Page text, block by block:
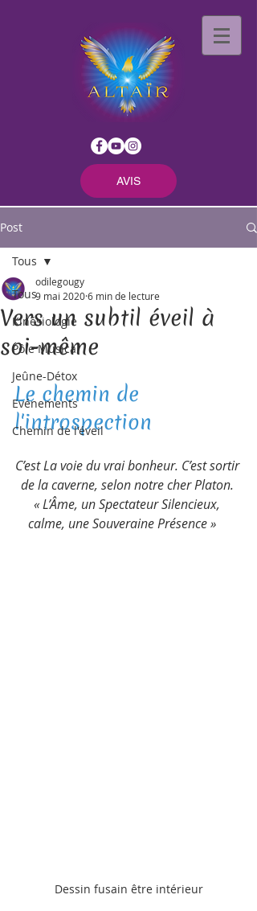
AVIS
Post
Tous
Kinésiologie
Pôle Musical
Jeûne-Détox
Evénements
Chemin de l'éveil
Tous
Vers un subtil éveil à
soi-même
odilegougy
9 mai 20206 min de lecture
Le chemin de
l'introspection
C’est La voie du vrai bonheur. C’est sortir
de la caverne, selon notre cher Platon.
« L’Âme, un Spectateur Silencieux,
calme, une Souveraine Présence »
Dessin fusain être intérieur